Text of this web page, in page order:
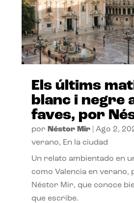
Els últims
blanc i negre
faves, por
por Néstor Mir| Ago 2,
verano, En la ciudad
Un relato ambientado en
como Valencia en verano,
Néstor Mir, que conoce
que escribe.